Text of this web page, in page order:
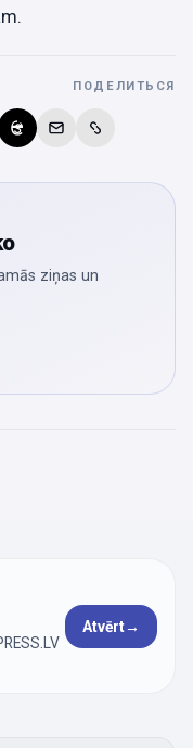
ПОДЕЛИТЬСЯ
ziņas un
Atvērt→